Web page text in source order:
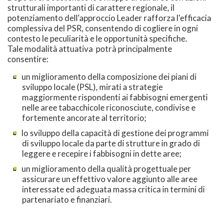
strutturali importanti di carattere regionale, il
potenziamento dell'approccio Leader rafforza l'efficacia
complessiva del PSR, consentendo di cogliere in ogni
contesto le peculiarità e le opportunità specifiche.
Tale modalità attuativa potrà principalmente
consentire:
un miglioramento della composizione dei piani di
sviluppo locale (PSL), mirati a strategie
maggiormente rispondenti ai fabbisogni emergenti
nelle aree tabacchicole riconosciute, condivise e
fortemente ancorate al territorio;
lo sviluppo della capacità di gestione dei programmi
di sviluppo locale da parte di strutture in grado di
leggere e recepire i fabbisogni in dette aree;
un miglioramento della qualità progettuale per
assicurare un effettivo valore aggiunto alle aree
interessate ed adeguata massa critica in termini di
partenariato e finanziari.